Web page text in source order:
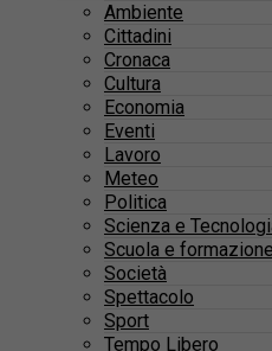
Ambiente
Cittadini
Cronaca
Cultura
Economia
Eventi
Lavoro
Meteo
Politica
Scienza e
Scuola e formazione
Società
Spettacolo
Sport
Tempo Libero